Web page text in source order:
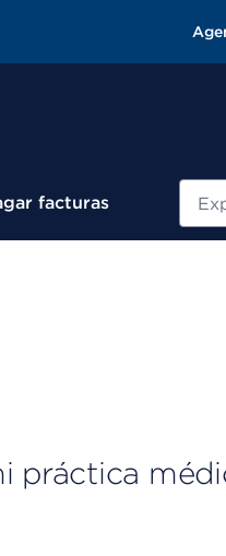
facturas
práctica